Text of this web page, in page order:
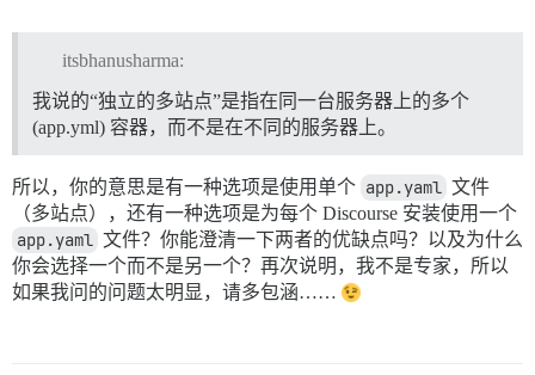
itsbhanusharma:
我说的“独立的多站点”是指在同一台服务器上的多个
(app.yml) 容器，而不是在不同的服务器上。
所以，你的意思是有一种选项是使用单个 app.yaml 文件
（多站点），还有一种选项是为每个 Discourse 安装使用一个
app.yaml 文件？你能澄清一下两者的优缺点吗？以及为什么
你会选择一个而不是另一个？再次说明，我不是专家，所以
如果我问的问题太明显，请多包涵……